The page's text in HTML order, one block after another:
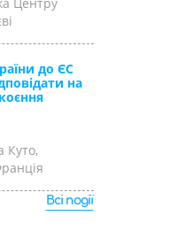
до ЄС
на
Куто,
Всі події